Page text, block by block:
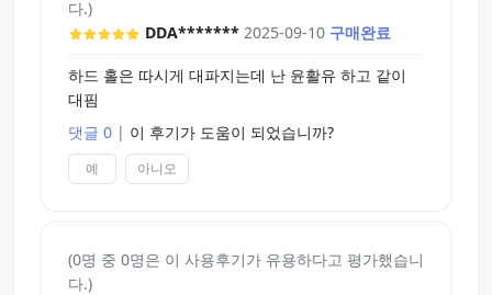
다.)
DDA******* 2025-09-10 구매완료
하드 홀은 따시게 대파지는데 난 윤활유 하고 같이
대핌
댓글 0 | 이 후기가 도움이 되었습니까?
예 아니오
(0명 중 0명은 이 사용후기가 유용하다고 평가했습니
다.)